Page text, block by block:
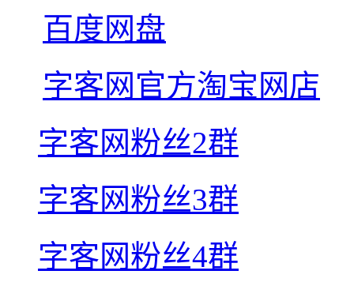
百度网盘
字客网官方淘宝网店
字客网粉丝2群
字客网粉丝3群
字客网粉丝4群